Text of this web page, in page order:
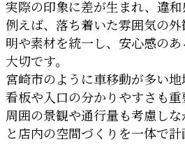
実際の印象に差が生まれ、違和
例えば、落ち着いた雰囲気の
明や素材を統一し、安心感の
大切です。
宮崎市のように車移動が多い
看板や入口の分かりやすさも重
周囲の景観や通行量も考慮し
と店内の空間づくりを一体で